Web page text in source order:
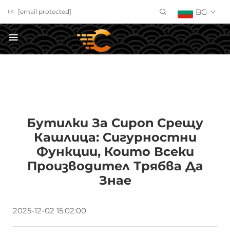
[email protected] BG
Бутилки За Сироп Срещу
Кашлица: Сигурностни
Функции, Които Всеки
Производител Трябва Да
Знае
2025-12-02 15:02:00